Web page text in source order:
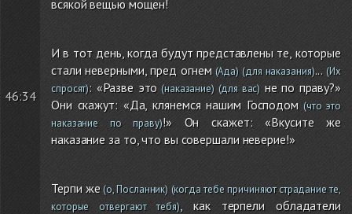
всякой вещью мощен!
46:34
И в тот день, когда будут представлены те, которые
стали неверными, пред огнем(Ада) (для наказания)... (Их
спросят): «Разве это (наказание)(для вас) не по праву?»
Они скажут: «Да, клянемся нашим Господом(что это
наказание по праву)!» Он скажет: «Вкусите же
наказание за то, что вы совершали неверие!»
Терпи же(о, Посланник) (когда тебе причиняют страдание те,
которые отвергают тебя), как терпели обладатели